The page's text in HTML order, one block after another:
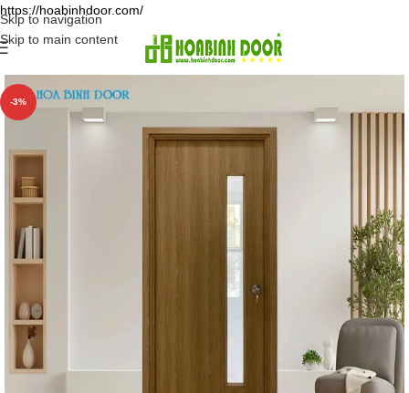
https://hoabinhdoor.com/
Skip to navigation
Skip to main content
-3%